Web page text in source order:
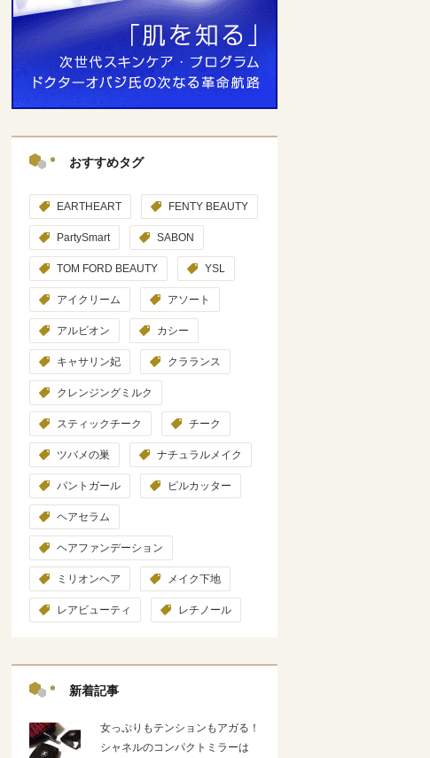
おすすめタグ
EARTHEART FENTY BEAUTY
PartySmart SABON
TOM FORD BEAUTY YSL
アイクリーム アソート
アルビオン カシー
キャサリン妃 クラランス
クレンジングミルク
スティックチーク チーク
ツバメの巣 ナチュラルメイク
パントガール ピルカッター
ヘアセラム
ヘアファンデーション
ミリオンヘア メイク下地
レアビューティ レチノール
新着記事
女っぷりもテンションもアガる！
シャネルのコンパクトミラーは